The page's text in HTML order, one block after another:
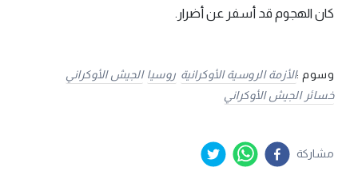
كان الهجوم قد أسفر عن أضرار.
وسوم :الأزمة الروسية الأوكرانية روسيا الجيش الأوكراني
خسائر الجيش الأوكراني
مشاركة